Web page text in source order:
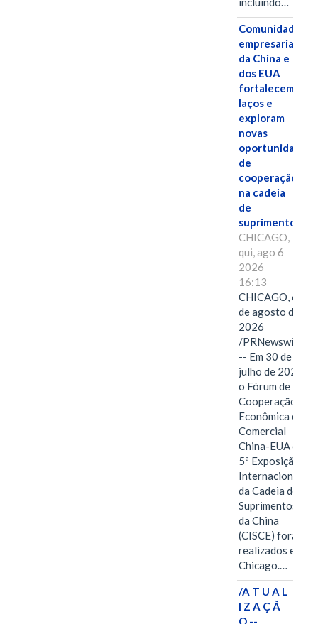
Comunidades
empresariais
da China e
dos EUA
fortalecem
laços e
exploram
novas
oportunidades
de
cooperação
na cadeia
de
suprimentos.
CHICAGO,
qui, ago 6
2026
16:13
CHICAGO, 6
de agosto de
2026
/PRNewswire/
-- Em 30 de
julho de 2026,
o Fórum de
Cooperação
Econômica e
Comercial
China-EUA e a
5ª Exposição
Internacional
da Cadeia de
Suprimentos
da China
(CISCE) foram
realizados em
Chicago.…
/A T U A L
I Z A Ç Ã
O --